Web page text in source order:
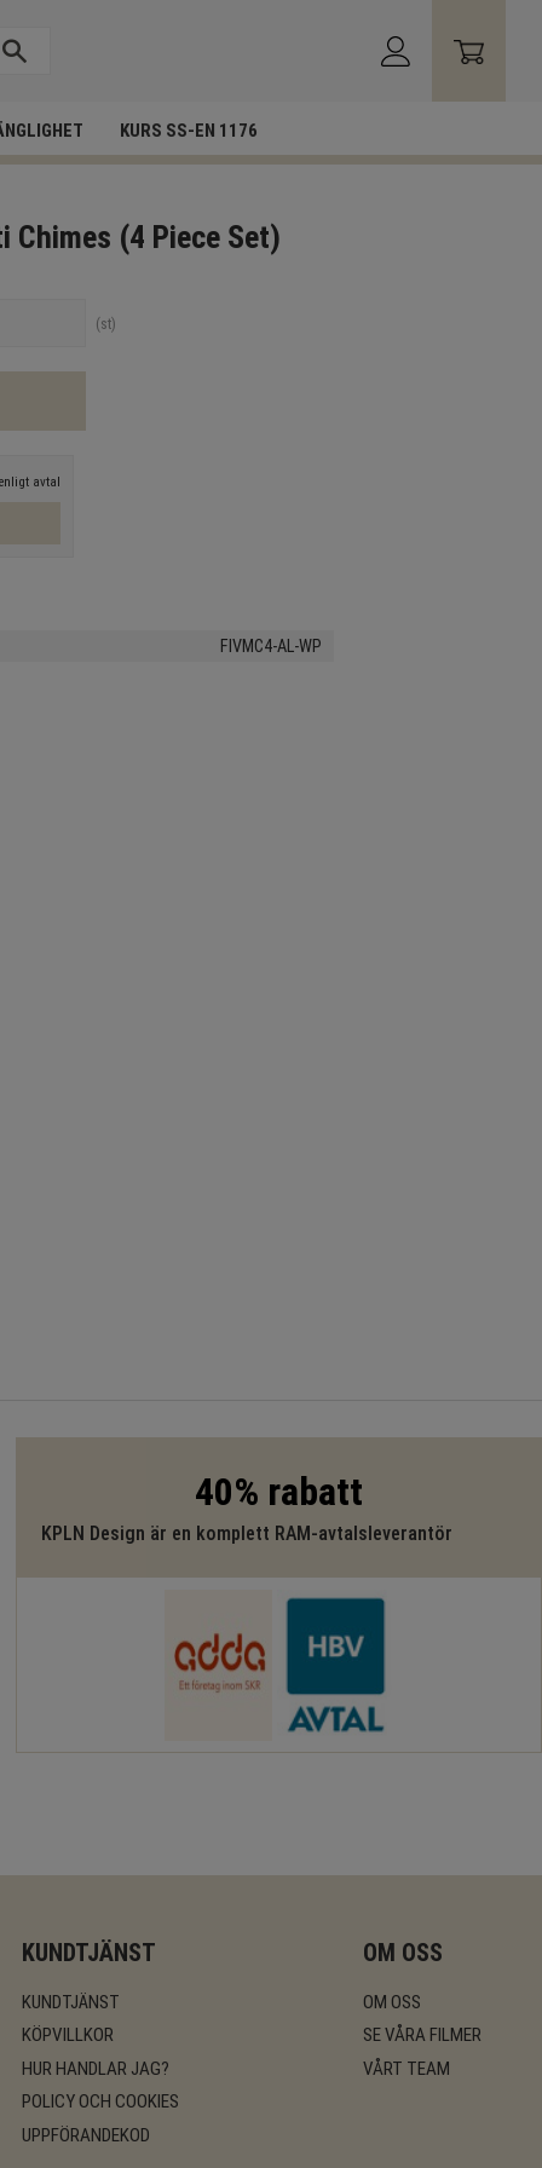
KURS SS-EN 1176
(4 Piece Set)
st
enligt avtal
FIVMC4-AL-WP
40% rabatt
KPLN Design är en komplett RAM-avtalsleverantör
KUNDTJÄNST
KUNDTJÄNST
KÖPVILLKOR
HUR HANDLAR JAG?
POLICY OCH COOKIES
UPPFÖRANDEKOD
OM OSS
OM OSS
SE VÅRA FILMER
VÅRT TEAM